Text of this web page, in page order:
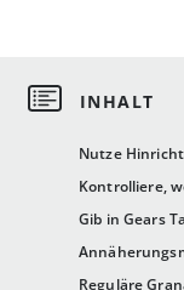
Nutze
Kontrolliere,
Gib in Gears
Reguläre